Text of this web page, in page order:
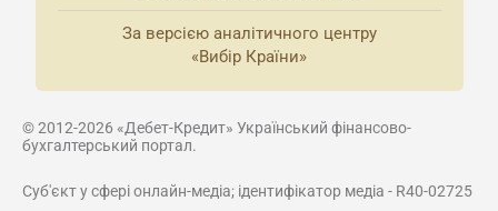
За версією аналітичного центру
«Вибір Країни»
© 2012-2026 «Дебет-Кредит» Український фінансово-
бухгалтерський портал.
Суб'єкт у сфері онлайн-медіа; ідентифікатор медіа - R40-02725